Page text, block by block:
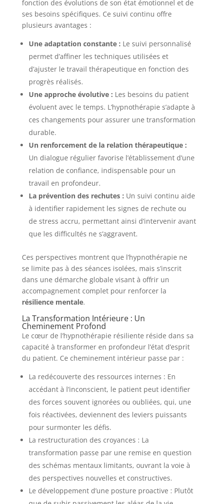
fonction des évolutions de son état émotionnel et de
ses besoins spécifiques. Ce suivi continu offre
plusieurs avantages :
Une adaptation constante : Le suivi personnalisé
permet d’affiner les techniques utilisées et
d’ajuster le travail thérapeutique en fonction des
progrès réalisés.
Une approche évolutive : Les besoins du patient
évoluent avec le temps. L’hypnothérapie s’adapte à
ces changements pour assurer une transformation
durable.
Un renforcement de la relation thérapeutique :
Un dialogue régulier favorise l’établissement d’une
relation de confiance, indispensable pour un
travail en profondeur.
La prévention des rechutes : Un suivi continu aide
à identifier rapidement les signes de rechute ou
de stress accru, permettant ainsi d’intervenir avant
que les difficultés ne s’aggravent.
Ces perspectives montrent que l’hypnothérapie ne
se limite pas à des séances isolées, mais s’inscrit
dans une démarche globale visant à offrir un
accompagnement complet pour renforcer la
résilience mentale.
La Transformation Intérieure : Un
Cheminement Profond
Le cœur de l’hypnothérapie résiliente réside dans sa
capacité à transformer en profondeur l’état d’esprit
du patient. Ce cheminement intérieur passe par :
La redécouverte des ressources internes : En
accédant à l’inconscient, le patient peut identifier
des forces souvent ignorées ou oubliées, qui, une
fois réactivées, deviennent des leviers puissants
pour surmonter les défis.
La restructuration des croyances : La
transformation passe par une remise en question
des schémas mentaux limitants, ouvrant la voie à
des perspectives nouvelles et constructives.
Le développement d’une posture proactive : Plutôt